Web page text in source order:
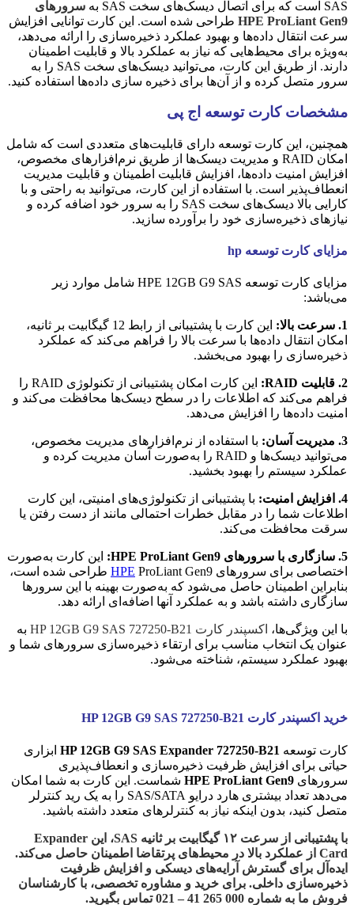
SAS است که برای اتصال دیسک‌های سخت SAS به
سرورهای
HPE ProLiant Gen9 طراحی شده است. این کارت توانایی افزایش
سرعت انتقال داده‌ها و بهبود عملکرد ذخیره‌سازی را ارائه می‌دهد،
به‌ویژه برای محیط‌هایی که نیاز به عملکرد بالا و قابلیت اطمینان
دارند. از طریق این کارت، می‌توانید دیسک‌های سخت SAS را به
سرور متصل کرده و از آن‌ها برای ذخیره سازی داده‌ها استفاده کنید.
مشخصات کارت توسعه اج پی
همچنین، این کارت توسعه دارای قابلیت‌های متعددی است که شامل
امکان RAID و مدیریت دیسک‌ها از طریق نرم‌افزارهای مخصوص،
افزایش امنیت داده‌ها، افزایش قابلیت اطمینان و قابلیت مدیریت
انعطاف‌پذیر است. با استفاده از این کارت، می‌توانید به راحتی و با
کارایی بالا دیسک‌های سخت SAS را به سرور خود اضافه کرده و
نیازهای ذخیره‌سازی خود را برآورده سازید.
مزایای کارت توسعه hp
مزایای کارت توسعه HPE 12GB G9 SAS شامل موارد زیر
می‌باشد:
1. سرعت بالا:
این کارت با پشتیبانی از رابط 12 گیگابیت بر ثانیه،
امکان انتقال داده‌ها با سرعت بالا را فراهم می‌کند که عملکرد
ذخیره‌سازی را بهبود می‌بخشد.
2. قابلیت RAID:
این کارت امکان پشتیبانی از تکنولوژی RAID را
فراهم می‌کند که اطلاعات را در سطح دیسک‌ها محافظت می‌کند و
امنیت داده‌ها را افزایش می‌دهد.
3. مدیریت آسان:
با استفاده از نرم‌افزارهای مدیریت مخصوص،
می‌توانید دیسک‌ها و RAID را به‌صورت آسان مدیریت کرده و
عملکرد سیستم را بهبود بخشید.
4. افزایش امنیت:
با پشتیبانی از تکنولوژی‌های امنیتی، این کارت
اطلاعات شما را در مقابل خطرات احتمالی مانند از دست رفتن یا
سرقت محافظت می‌کند.
5. سازگاری با سرورهای HPE ProLiant Gen9:
این کارت به‌صورت
اختصاصی برای سرورهای
HPE ProLiant Gen9 طراحی شده است،
بنابراین اطمینان حاصل می‌شود که به‌صورت بهینه با این سرورها
سازگاری داشته باشد و به عملکرد آنها اضافه‌ای ارائه دهد.
با این ویژگی‌ها، اکسپندر کارت HP 12GB G9 SAS 727250-B21
به
عنوان یک انتخاب مناسب برای ارتقاء ذخیره‌سازی سرورهای شما و
بهبود عملکرد سیستم، شناخته می‌شود.
خرید اکسپندر کارت HP 12GB G9 SAS 727250-B21
کارت توسعه HP 12GB G9 SAS Expander 727250-B21 ابزاری
حیاتی برای افزایش ظرفیت ذخیره‌سازی و انعطاف‌پذیری
سرورهای HPE ProLiant Gen9 شماست. این کارت به شما امکان
می‌دهد تعداد بیشتری هارد درایو SAS/SATA را به یک رید کنترلر
متصل کنید، بدون اینکه نیاز به کنترلرهای متعدد داشته باشید.
با پشتیبانی از سرعت ۱۲ گیگابیت بر ثانیه SAS، این Expander
Card از عملکرد بالا در محیط‌های پرتقاضا اطمینان حاصل می‌کند.
ایده‌آل برای گسترش آرایه‌های دیسکی و افزایش ظرفیت
ذخیره‌سازی داخلی. برای خرید و مشاوره تخصصی، با کارشناسان
فروش ما به شماره 000 265 41 – 021 تماس بگیرید.